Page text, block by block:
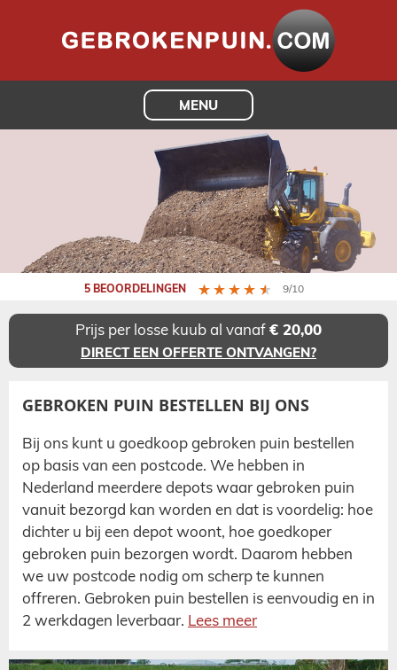
MENU
5 BEOORDELINGEN 9/10
Prijs per losse kuub al vanaf€ 20,00
DIRECT EEN OFFERTE ONTVANGEN?
GEBROKEN PUIN BESTELLEN BIJ ONS
Bij ons kunt u goedkoop gebroken puin bestellen
op basis van een postcode. We hebben in
Nederland meerdere depots waar gebroken puin
vanuit bezorgd kan worden en dat is voordelig: hoe
dichter u bij een depot woont, hoe goedkoper
gebroken puin bezorgen wordt. Daarom hebben
we uw postcode nodig om scherp te kunnen
offreren. Gebroken puin bestellen is eenvoudig en in
2 werkdagen leverbaar. Lees meer